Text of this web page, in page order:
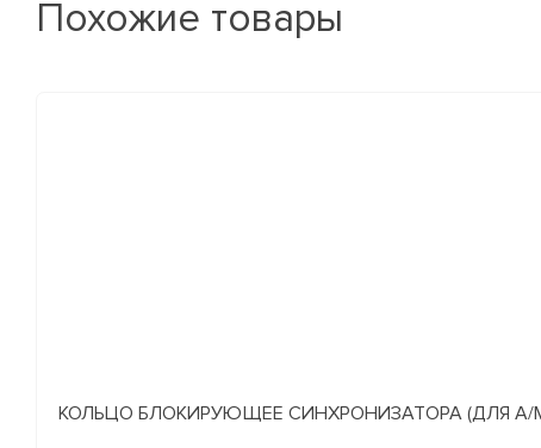
Похожие товары
КОЛЬЦО БЛОКИРУЮЩЕЕ СИНХРОНИЗАТОРА (ДЛЯ А/М